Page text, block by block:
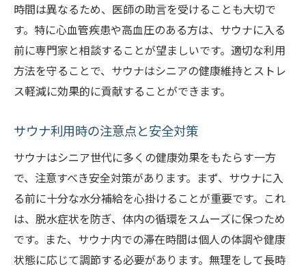
サウナでの新陳代謝の活性化
肌の健康をサポートするサウナの効果
サウナを利用したダイエットの秘訣
デトックスのための最適なサウナ温度と湿
デトックス効果を高めるための食事アドバ
シニア世代がサウナで得られる驚きの健康メリ
ット
生活習慣病予防にも役立つサウナの力
サウナがもたらす精神的な安定と幸福感
体力・筋力維持に役立つサウナの利用方法
時間は異なるため、医師の助言を受けることも大切で
す。特に心血管疾患や高血圧のある方は、サウナに入る
前に専門家と相談することが望ましいです。適切な利用
方法を守ることで、サウナはシニアの健康維持とストレ
ス軽減に効果的に貢献することができます。
サウナ利用時の注意点と安全対策
サウナはシニア世代に多くの健康効果をもたらす一方
で、注意すべき安全対策があります。まず、サウナに入
る前に十分な水分補給を心掛けることが重要です。これ
は、脱水症状を防ぎ、体内の循環をスムーズに保つため
です。また、サウナ内での滞在時間は個人の体調や健康
状態に応じて調節する必要があります。無理をして長時